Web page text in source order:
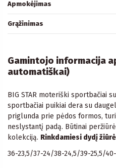
Apmokėjimas
Grąžinimas
Gamintojo informacija
automatiškai)
BIG STAR moteriški sportbačiai
sportbačiai puikiai dera su
priglunda prie pėdos formos,
neslystantį padą. Būtinai
kolekciją. Rinkdamiesi dydį
36-23,5/37-24/38-24,5/39-25,5/